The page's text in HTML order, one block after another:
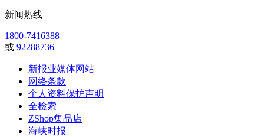
新闻热线
1800-7416388
或 92288736
新报业媒体网站
网络条款
个人资料保护声明
全检索
ZShop集品店
海峡时报